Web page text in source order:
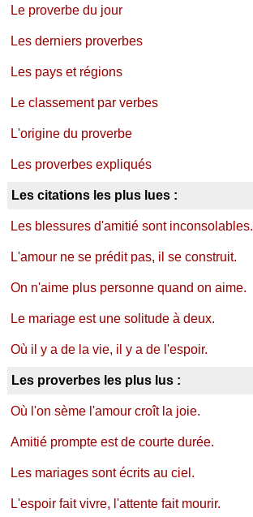
Le proverbe du jour
Les derniers proverbes
Les pays et régions
Le classement par verbes
L'origine du proverbe
Les proverbes expliqués
Les citations les plus lues :
Les blessures d'amitié sont inconsolables.
L'amour ne se prédit pas, il se construit.
On n'aime plus personne quand on aime.
Le mariage est une solitude à deux.
Où il y a de la vie, il y a de l'espoir.
Les proverbes les plus lus :
Où l'on sème l'amour croît la joie.
Amitié prompte est de courte durée.
Les mariages sont écrits au ciel.
L'espoir fait vivre, l'attente fait mourir.